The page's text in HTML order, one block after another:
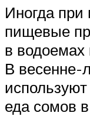
Иногда при
пищевые
в водоемах
В весенне-
еда сомов